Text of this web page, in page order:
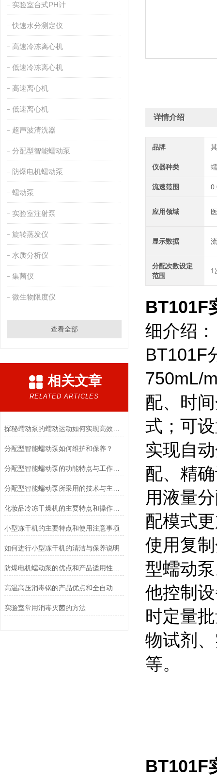
实验室台式PH计
快速水分测定仪
高速冷冻离心机
低速冷冻离心机
高速离心机
低速离心机
超声波清洗器
分配型智能蠕动泵
防爆电机蠕动泵
蠕动泵
实验室注射泵
旋转蒸发仪
水质分析仪
集菌仪
微生物限度仪
查看全部
相关文章
RELATED ARTICLES
分配型智能蠕动泵如何维护和保养？
分配型智能蠕动泵的功能特点与工作模式介绍
化妆品冷冻干燥机的主要特点和操作管理方法介绍
小型冻干机的主要特点和使用注意事项
如何进行小型冻干机的清洁与保养说明
实验室常用消毒灭菌的方法
详情介绍
品牌
仪器种类
流速范围
应用领域
显示数据
分配次数设定
范围
1
BT101F
细介绍：
BT101F
750mL/
配、时
式；可
实现自
配、精
用液量
配模式
使用复
型蠕动
他控制
时定量
物试剂
等。
BT101F